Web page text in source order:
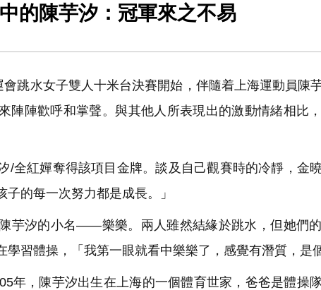
的陳芋汐：冠軍來之不易
跳水女子雙人十米台決賽開始，伴隨着上海運動員陳
陣陣歡呼和掌聲。與其他人所表現出的激動情緒相比
全紅嬋奪得該項目金牌。談及自己觀賽時的冷靜，金
的每一次努力都是成長。」
芋汐的小名——樂樂。兩人雖然結緣於跳水，但她們
習體操，「我第一眼就看中樂樂了，感覺有潛質，是
年，陳芋汐出生在上海的一個體育世家，爸爸是體操